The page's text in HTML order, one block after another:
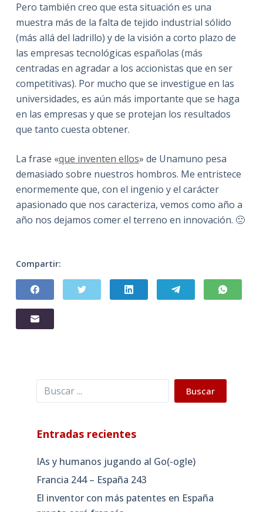
Pero también creo que esta situación es una
muestra más de la falta de tejido industrial sólido
(más allá del ladrillo) y de la visión a corto plazo de
las empresas tecnológicas españolas (más
centradas en agradar a los accionistas que en ser
competitivas). Por mucho que se investigue en las
universidades, es aún más importante que se haga
en las empresas y que se protejan los resultados
que tanto cuesta obtener.
La frase «que inventen ellos» de Unamuno pesa
demasiado sobre nuestros hombros. Me entristece
enormemente que, con el ingenio y el carácter
apasionado que nos caracteriza, vemos como año a
año nos dejamos comer el terreno en innovación. 🙁
Compartir:
Buscar Buscar
Entradas recientes
IAs y humanos jugando al Go(-ogle)
Francia 244 – España 243
El inventor con más patentes en España